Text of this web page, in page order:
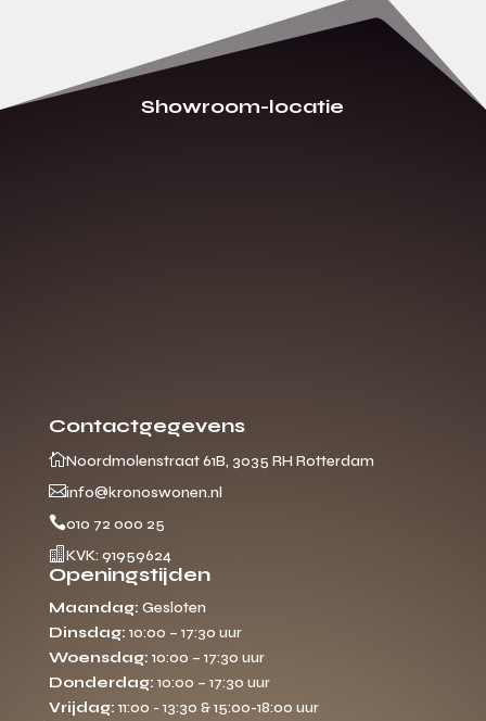
Showroom-locatie
Contactgegevens
Noordmolenstraat 61B, 3035 RH Rotterdam
info@kronoswonen.nl
010 72 000 25
 KVK: 91959624
Openingstijden
Maandag: Gesloten
Dinsdag: 10:00 – 17:30 uur
Woensdag: 10:00 – 17:30 uur
Donderdag: 10:00 – 17:30 uur
Vrijdag: 11:00 - 13:30 & 15:00-18:00 uur